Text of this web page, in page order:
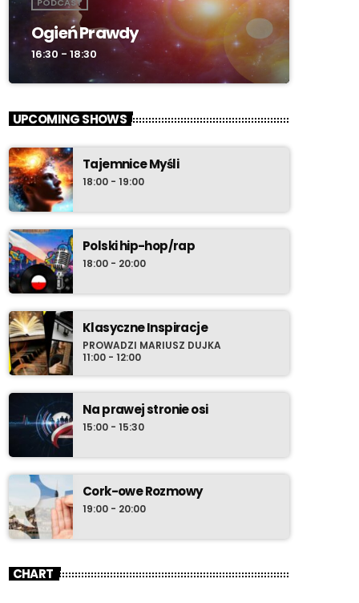
PODCAST
Ogień Prawdy
16:30 - 18:30
UPCOMING SHOWS
Tajemnice Myśli
18:00 - 19:00
Polski hip-hop/rap
18:00 - 20:00
Klasyczne Inspiracje
PROWADZI MARIUSZ DUJKA
11:00 - 12:00
Na prawej stronie osi
15:00 - 15:30
Cork-owe Rozmowy
19:00 - 20:00
CHART